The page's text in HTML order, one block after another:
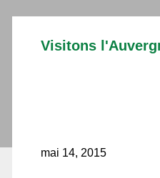
Visitons
mai 14, 2015